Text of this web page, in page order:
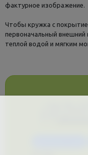
фактурное изображение.
Чтобы кружка с
первоначальный внешний
теплой водой и мягким